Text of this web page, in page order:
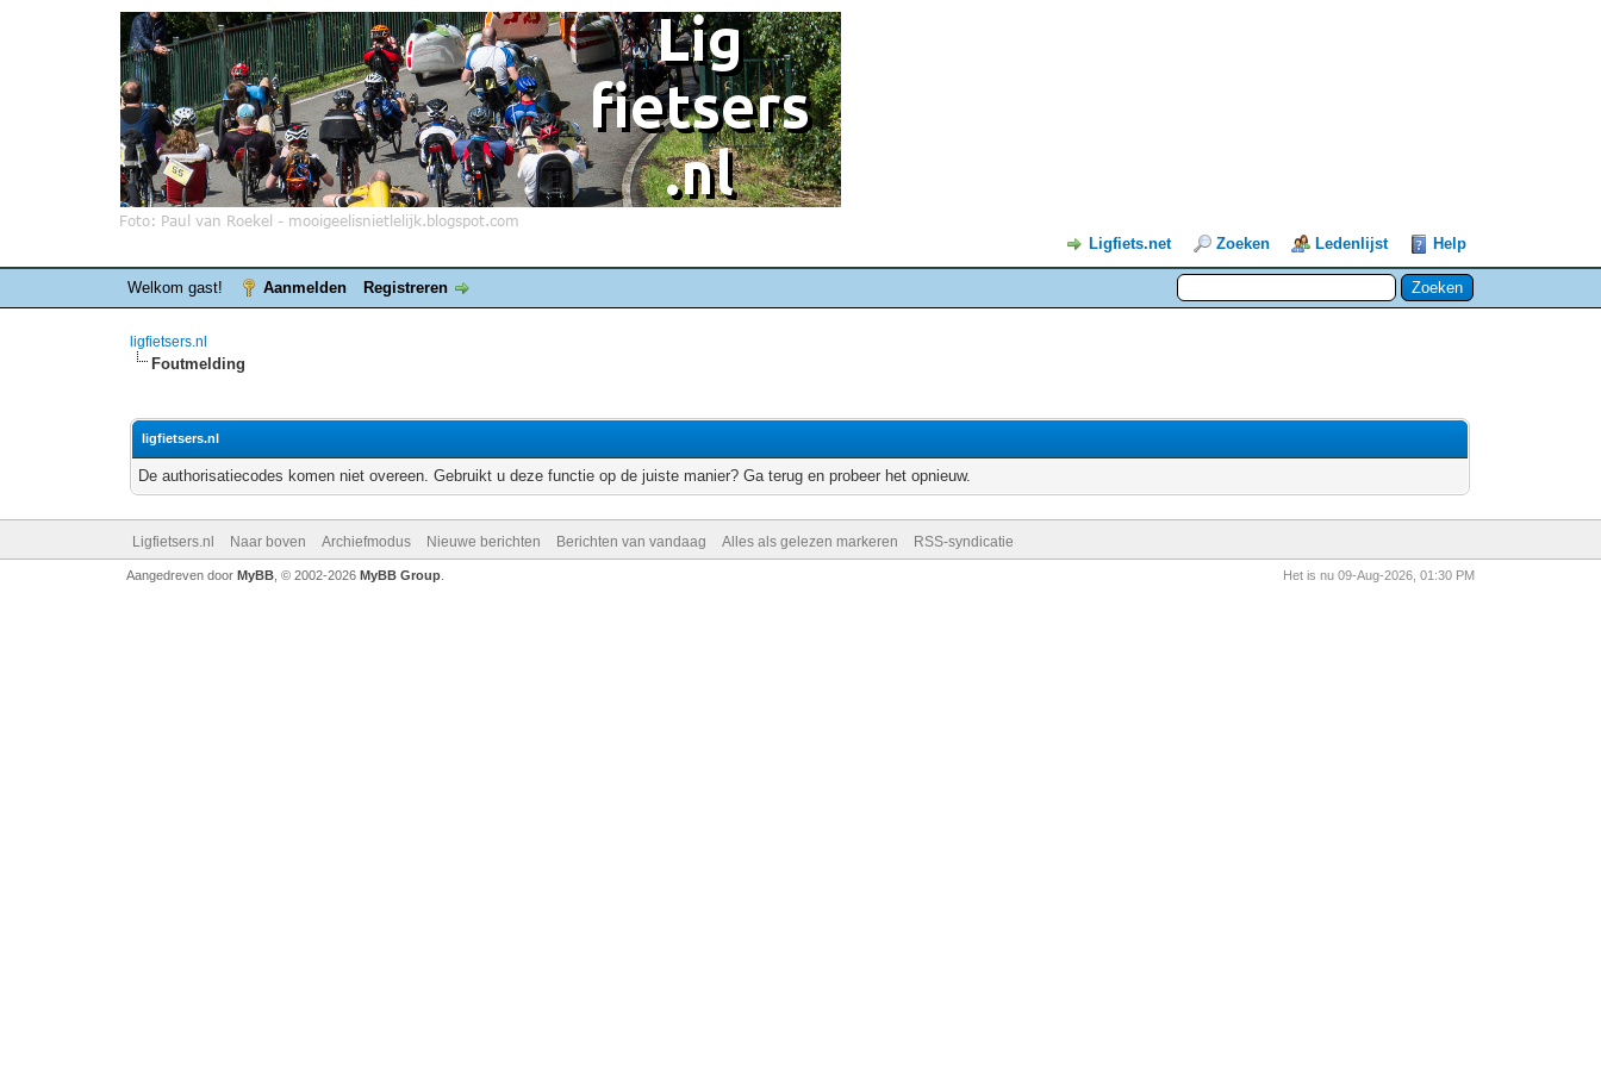
Ligfiets.net Zoeken Ledenlijst Help
Welkom gast! Aanmelden Registreren
ligfietsers.nl
Foutmelding
ligfietsers.nl
De authorisatiecodes komen niet overeen. Gebruikt u deze functie op de juiste manier? Ga terug en probeer het opnieuw.
Ligfietsers.nl Naar boven Archiefmodus Nieuwe berichten Berichten van vandaag Alles als gelezen markeren RSS-syndicatie
Het is nu 09-Aug-2026, 01:30 PM
Aangedreven door MyBB, © 2002-2026 MyBB Group.